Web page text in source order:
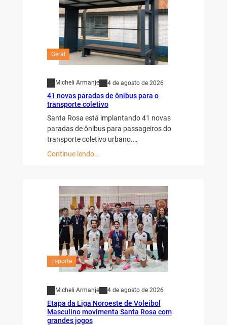
Geral
Micheli Armanje 4 de agosto de 2026
41 novas paradas de ônibus para o
transporte coletivo
Santa Rosa está implantando 41 novas
paradas de ônibus para passageiros do
transporte coletivo urbano.…
Continue lendo…
Esporte
Micheli Armanje 4 de agosto de 2026
Etapa da Liga Noroeste de Voleibol
Masculino movimenta Santa Rosa com
grandes jogos